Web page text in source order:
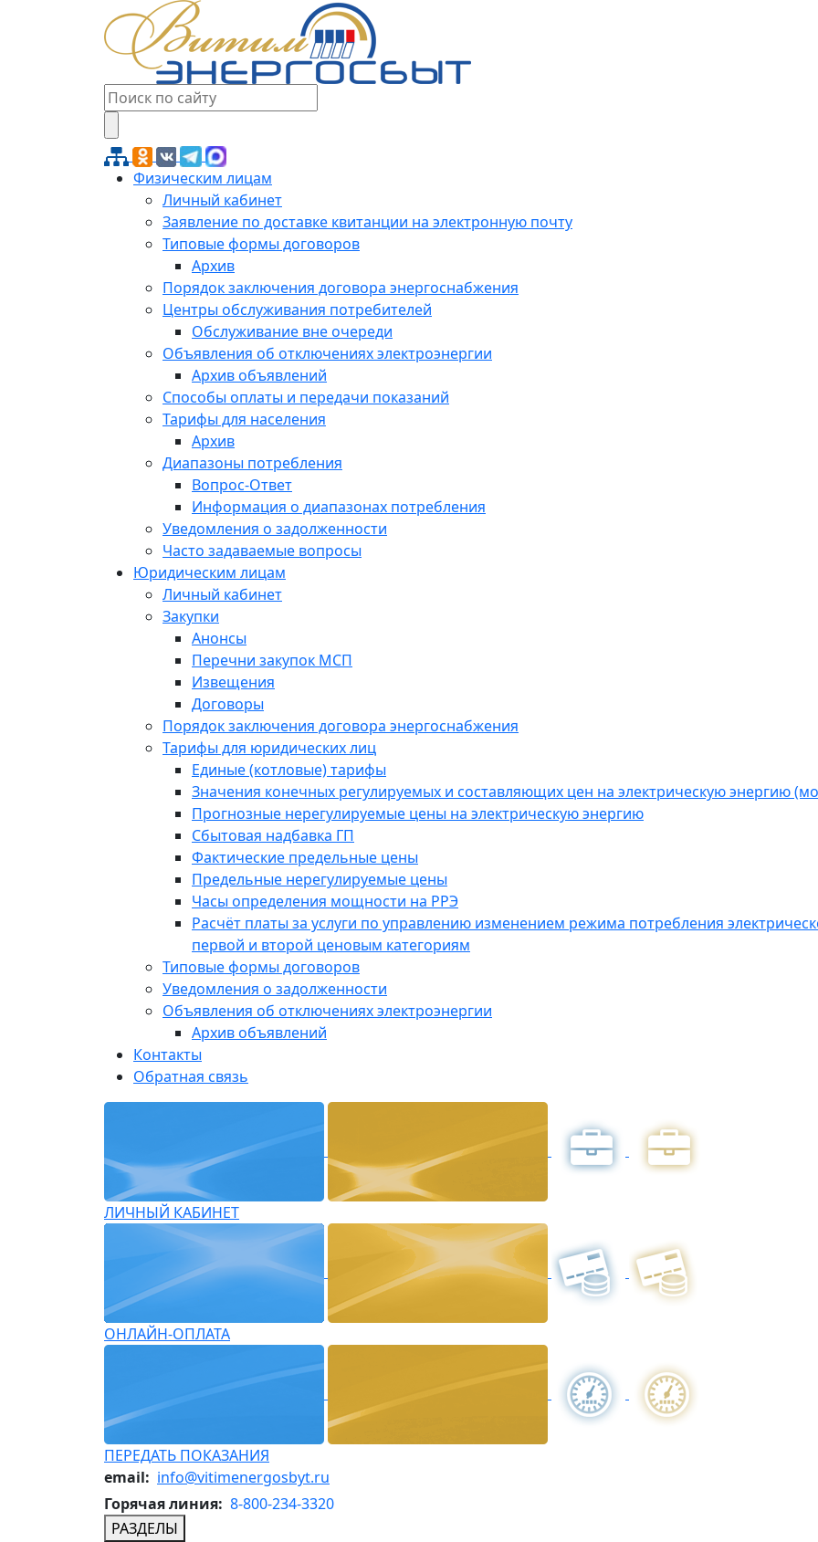
Физическим лицам
Личный кабинет
Заявление по доставке квитанции на электронную почту
Типовые формы договоров
Архив
Порядок заключения договора энергоснабжения
Центры обслуживания потребителей
Обслуживание вне очереди
Объявления об отключениях электроэнергии
Архив объявлений
Способы оплаты и передачи показаний
Тарифы для населения
Архив
Диапазоны потребления
Вопрос-Ответ
Информация о диапазонах потребления
Уведомления о задолженности
Часто задаваемые вопросы
Юридическим лицам
Личный кабинет
Закупки
Анонсы
Перечни закупок МСП
Извещения
Договоры
Порядок заключения договора энергоснабжения
Тарифы для юридических лиц
Единые (котловые) тарифы
Значения конечных регулируемых и составляющих цен на электрическую энергию
Прогнозные нерегулируемые цены на электрическую энергию
Сбытовая надбавка ГП
Фактические предельные цены
Предельные нерегулируемые цены
Часы определения мощности на РРЭ
Расчёт платы за услуги по управлению изменением режима потребления
первой и второй ценовым категориям
Типовые формы договоров
Уведомления о задолженности
Объявления об отключениях электроэнергии
Архив объявлений
Контакты
Обратная связь
ЛИЧНЫЙ КАБИНЕТ
ОНЛАЙН-ОПЛАТА
ПЕРЕДАТЬ ПОКАЗАНИЯ
email: info@vitimenergosbyt.ru
Горячая линия: 8-800-234-3320
РАЗДЕЛЫ